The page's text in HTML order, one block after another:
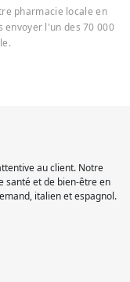
pharmacie locale en
envoyer l'un des 70 000
au client. Notre
santé et de bien-être en
italien et espagnol.